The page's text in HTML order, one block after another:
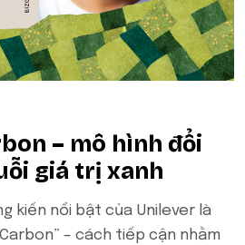
– mô hình đổi
giá trị xanh
kiến nổi bật của Unilever là
– cách tiếp cận nhằm